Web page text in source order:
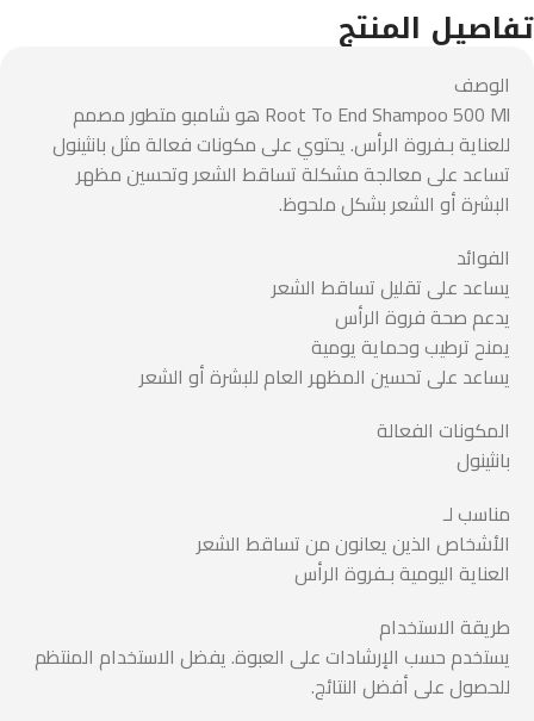
تفاصيل المنتج
الوصف
Root To End Shampoo 500 Ml هو شامبو متطور مصمم
للعناية بـفروة الرأس. يحتوي على مكونات فعالة مثل بانثينول
تساعد على معالجة مشكلة تساقط الشعر وتحسين مظهر
البشرة أو الشعر بشكل ملحوظ.
الفوائد
يساعد على تقليل تساقط الشعر
يدعم صحة فروة الرأس
يمنح ترطيب وحماية يومية
يساعد على تحسين المظهر العام للبشرة أو الشعر
المكونات الفعالة
بانثينول
مناسب لـ
الأشخاص الذين يعانون من تساقط الشعر
العناية اليومية بـفروة الرأس
طريقة الاستخدام
يستخدم حسب الإرشادات على العبوة. يفضل الاستخدام المنتظم
للحصول على أفضل النتائج.